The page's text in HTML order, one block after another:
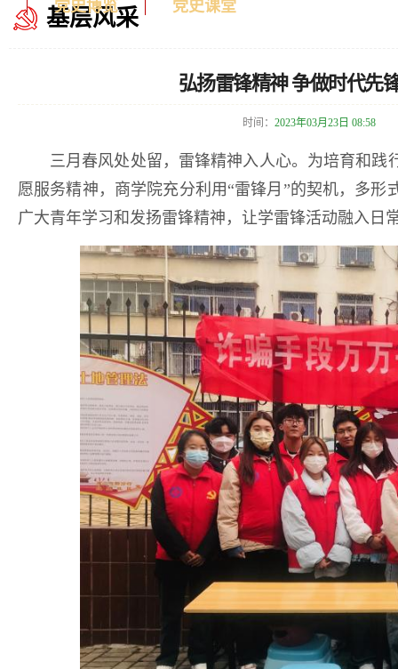
党史博览 党史课堂
基层风采
弘扬雷锋精神 争做时代
时间： 2023年03月23日 08:58
三月春风处处留，雷锋精神入人心。为培育和践
愿服务精神，商学院充分利用“雷锋月”的契机，多
广大青年学习和发扬雷锋精神，让学雷锋活动融入日